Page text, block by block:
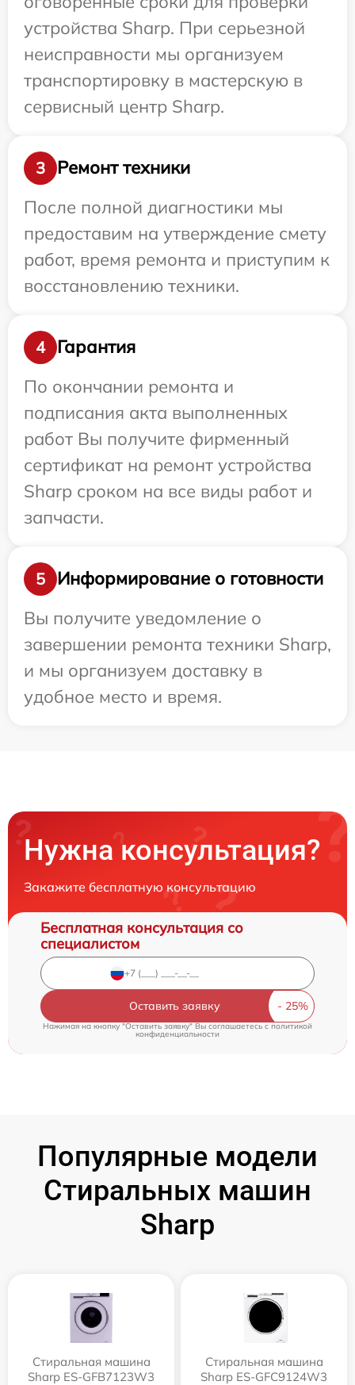
устройства Sharp. При серьезной
неисправности мы организуем
транспортировку в мастерскую в
сервисный центр Sharp.
3
Ремонт техники
После полной диагностики мы
предоставим на утверждение смету
работ, время ремонта и приступим к
восстановлению техники.
4
Гарантия
По окончании ремонта и
подписания акта выполненных
работ Вы получите фирменный
сертификат на ремонт устройства
Sharp сроком на все виды работ и
запчасти.
5
Информирование о готовности
Вы получите уведомление о
завершении ремонта техники Sharp,
и мы организуем доставку в
удобное место и время.
Нужна консультация?
Закажите бесплатную консультацию
Бесплатная консультация со
специалистом
Оставить заявку
Нажимая на кнопку "Оставить заявку" Вы соглашаетесь cполитикой
конфиденциальности
Популярные модели
Стиральных машин
Sharp
Стиральная машина
Sharp ES-GFB7123W3
Стиральная машина
Sharp ES-GFC9124W3